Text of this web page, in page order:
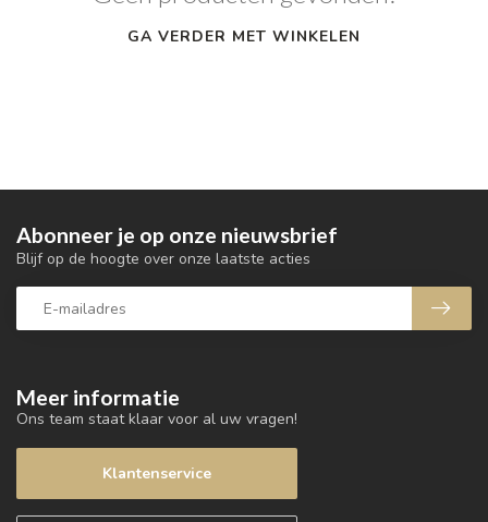
GA VERDER MET WINKELEN
Meer informatie
Ons team staat klaar voor al uw vragen!
Klantenservice
Abonneer je op onze nieuwsbrief
Blijf op de hoogte over onze laatste acties